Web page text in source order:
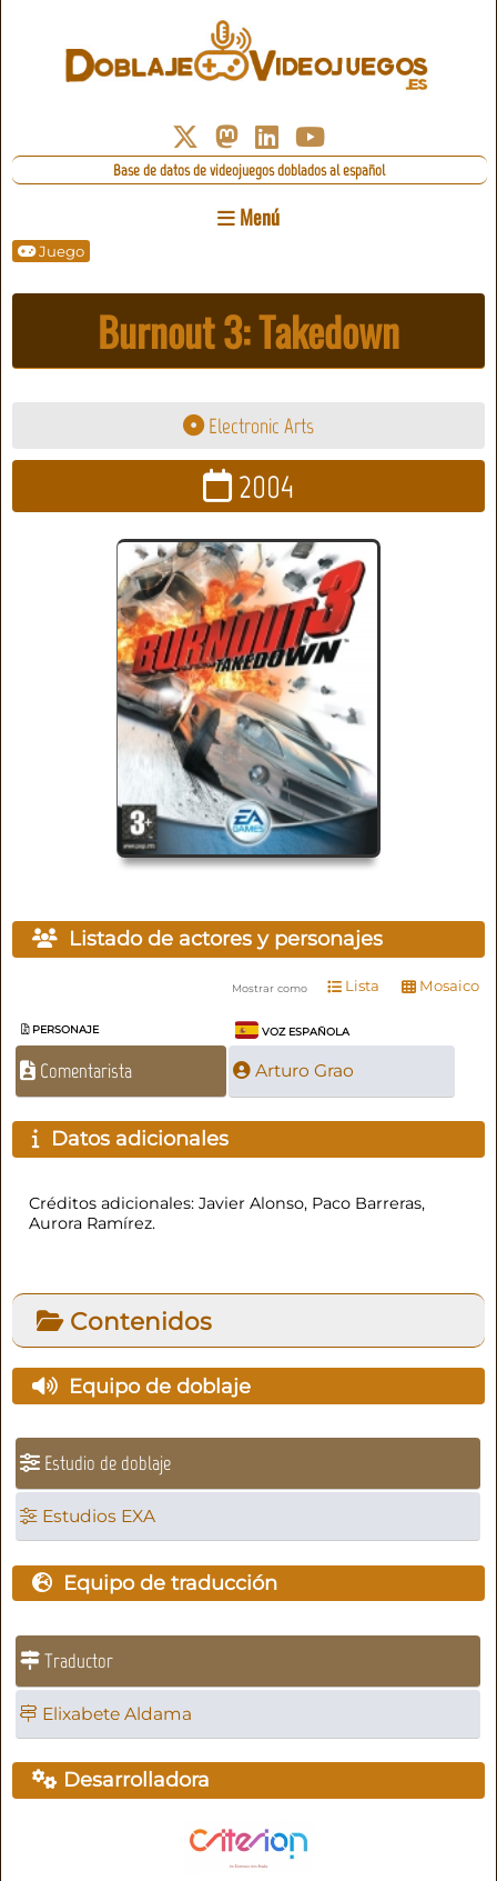
Base de datos de videojuegos doblados al español
Menú
Juego
Burnout 3: Takedown
Electronic Arts
2004
Listado de actores y personajes
Mostrar como Lista Mosaico
PERSONAJE VOZ ESPAÑOLA
Comentarista Arturo Grao
Datos adicionales
Créditos adicionales: Javier Alonso, Paco Barreras,
Aurora Ramírez.
Contenidos
Equipo de doblaje
Estudio de doblaje
Estudios EXA
Equipo de traducción
Traductor
Elixabete Aldama
Desarrolladora